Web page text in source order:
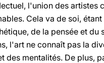
l'union des artistes
Cela va de soi,
de la pensée et
l'art ne connaît pas la
des mentalités. De plus,